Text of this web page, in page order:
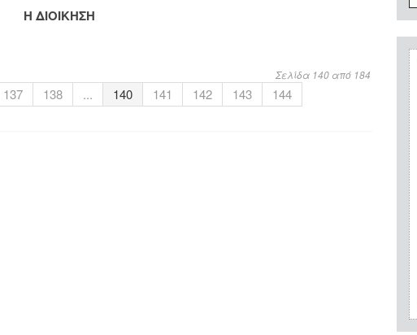
Η ΔΙΟΙΚΗΣΗ
Σελίδα 140 από 184
137 138 ... 140 141 142 143
144